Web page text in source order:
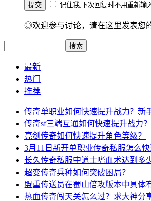
记住我,下次回复时不用重新输
◎欢迎参与讨论，请在这里发表您
最新
热门
推荐
传奇单职业如何快速提升战力？新
传奇sf三端互通如何快速提升战力
亮剑传奇如何快速提升角色等级？
3月11日新开单职业传奇私服怎么快
长久传奇私服中道士嗜血术达到多
超变传奇兵种如何突破困局？
盟重传送员在蜀山倍攻版本中具体
热血传奇闯天关怎么过？求大神分